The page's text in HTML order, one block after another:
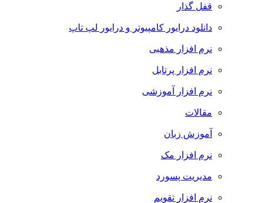
قفل گذار
دانلود درایور کامپیوتر و درایور لپ تاپ
نرم افزار مذهبی
نرم افزار پرتابل
نرم افزار آموزشی
مقالات
آموزش زبان
نرم افزار مک
مدیریت پسورد
نرم افزار تقویم